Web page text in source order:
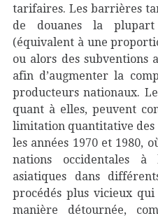
tarifaires. Les barrières
de douanes la
(équivalent à une
ou alors des subventions
afin d’augmenter la
producteurs nationaux.
quant à elles, peuvent
limitation quantitative des
les années 1970 et 1980,
nations occidentales à
asiatiques dans
procédés plus vicieux
manière détournée,